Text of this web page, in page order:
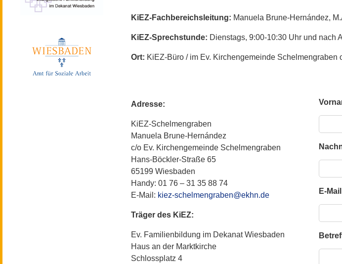
KiEZ-Fachbereichsleitung: Manuela Brune-Hernández,
KiEZ-Sprechstunde: Dienstags, 9:00-10:30 Uhr und nach
Ort: KiEZ-Büro / im Ev. Kirchengemeinde Schelmengraben
Adresse:
KiEZ-Schelmengraben
Manuela Brune-Hernández
c/o Ev. Kirchengemeinde Schelmengraben
Hans-Böckler-Straße 65
65199 Wiesbaden
Handy: 01 76 – 31 35 88 74
E-Mail: kiez-schelmengraben@ekhn.de
Träger des KiEZ:
Ev. Familienbildung im Dekanat Wiesbaden
Haus an der Marktkirche
Schlossplatz 4
E-Mail